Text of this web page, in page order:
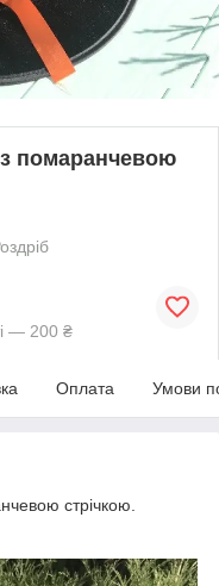
помаранчевою
— 200 ₴
Оплата Умови
стрічкою.